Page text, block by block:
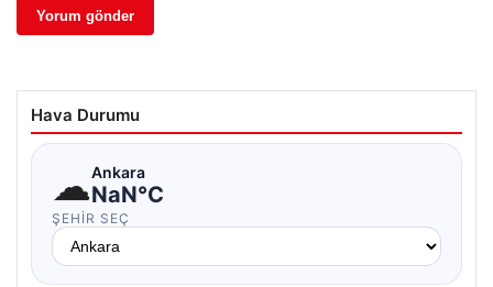
Hava Durumu
☁Ankara
NaN°C
ŞEHIR SEÇ